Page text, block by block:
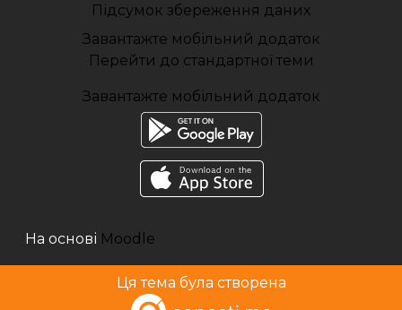
Підсумок збереження даних
Завантажте мобільний додаток
Перейти до стандартної теми
Завантажте мобільний додаток
На основі Moodle
Ця тема була створена